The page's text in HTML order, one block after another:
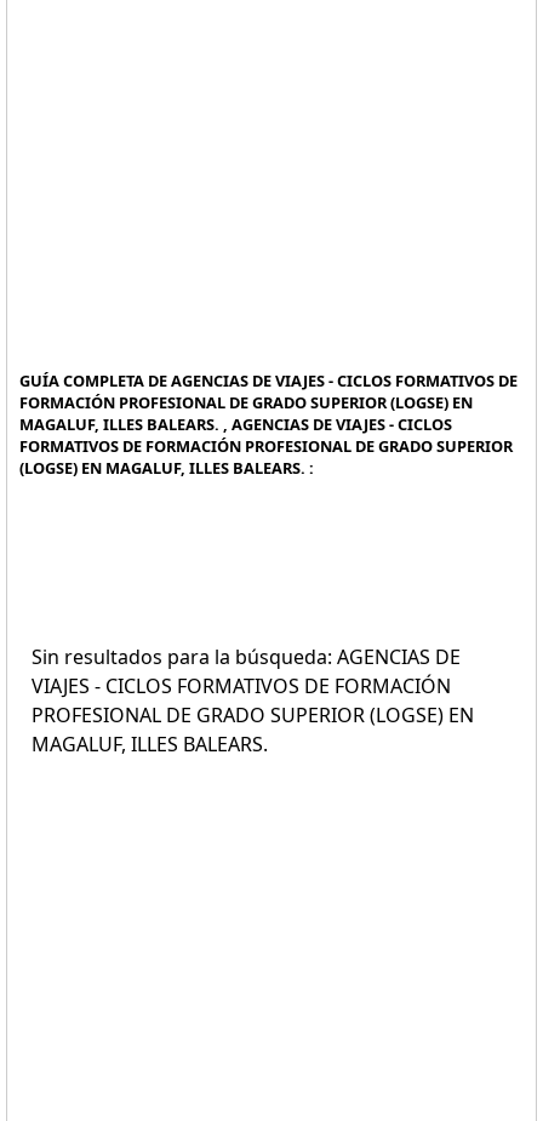
GUÍA COMPLETA DE AGENCIAS DE VIAJES - CICLOS FORMATIVOS DE
FORMACIÓN PROFESIONAL DE GRADO SUPERIOR (LOGSE) EN
MAGALUF, ILLES BALEARS. , AGENCIAS DE VIAJES - CICLOS
FORMATIVOS DE FORMACIÓN PROFESIONAL DE GRADO SUPERIOR
(LOGSE) EN MAGALUF, ILLES BALEARS. :
Sin resultados para la búsqueda: AGENCIAS DE
VIAJES - CICLOS FORMATIVOS DE FORMACIÓN
PROFESIONAL DE GRADO SUPERIOR (LOGSE) EN
MAGALUF, ILLES BALEARS.